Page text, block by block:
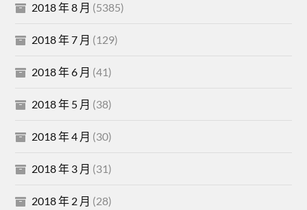
2018 年 8 月 (5385)
2018 年 7 月 (129)
2018 年 6 月 (41)
2018 年 5 月 (38)
2018 年 4 月 (30)
2018 年 3 月 (31)
2018 年 2 月 (28)